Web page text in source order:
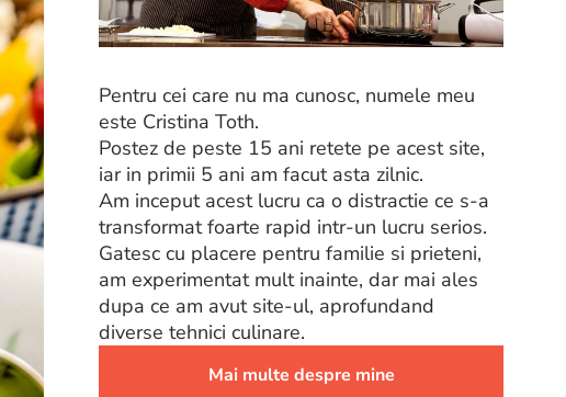
Pentru cei care nu ma cunosc, numele meu
este Cristina Toth.
Postez de peste 15 ani retete pe acest site,
iar in primii 5 ani am facut asta zilnic.
Am inceput acest lucru ca o distractie ce s-a
transformat foarte rapid intr-un lucru serios.
Gatesc cu placere pentru familie si prieteni,
am experimentat mult inainte, dar mai ales
dupa ce am avut site-ul, aprofundand
diverse tehnici culinare.
Mai multe despre mine